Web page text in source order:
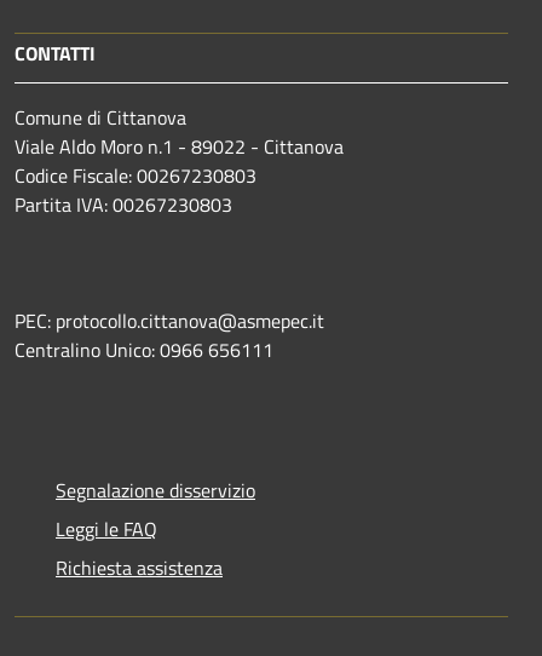
CONTATTI
Comune di Cittanova
Viale Aldo Moro n.1 - 89022 - Cittanova
Codice Fiscale: 00267230803
Partita IVA: 00267230803
PEC: protocollo.cittanova@asmepec.it
Centralino Unico: 0966 656111
Segnalazione disservizio
Leggi le FAQ
Richiesta assistenza